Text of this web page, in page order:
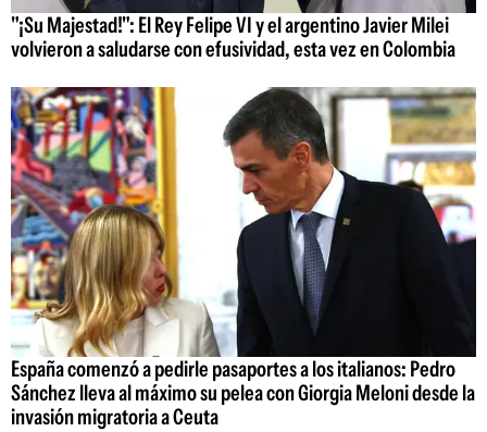
"¡Su Majestad!": El Rey Felipe VI y el argentino Javier Milei
volvieron a saludarse con efusividad, esta vez en Colombia
España comenzó a pedirle pasaportes a los italianos: Pedro
Sánchez lleva al máximo su pelea con Giorgia Meloni desde la
invasión migratoria a Ceuta